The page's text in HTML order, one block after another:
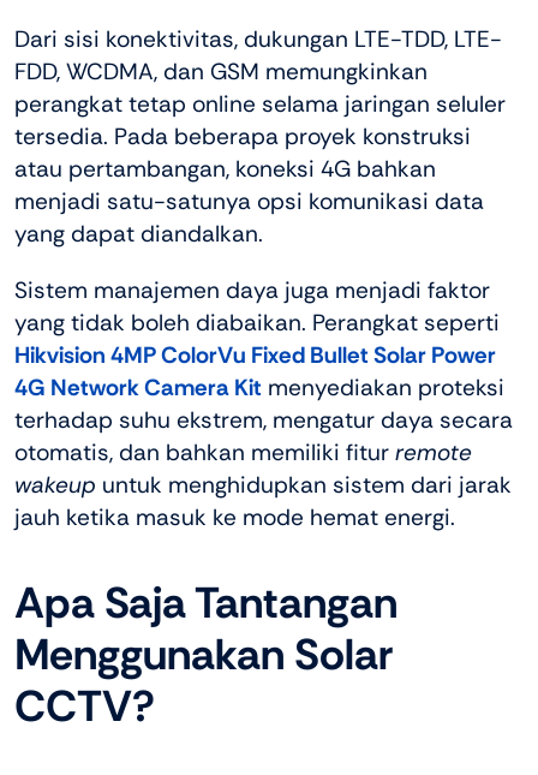
Dari sisi konektivitas, dukungan LTE-TDD, LTE-
FDD, WCDMA, dan GSM memungkinkan
perangkat tetap online selama jaringan seluler
tersedia. Pada beberapa proyek konstruksi
atau pertambangan, koneksi 4G bahkan
menjadi satu-satunya opsi komunikasi data
yang dapat diandalkan.
Sistem manajemen daya juga menjadi faktor
yang tidak boleh diabaikan. Perangkat seperti
Hikvision 4MP ColorVu Fixed Bullet Solar Power
4G Network Camera Kit menyediakan proteksi
terhadap suhu ekstrem, mengatur daya secara
otomatis, dan bahkan memiliki fitur remote
wakeup untuk menghidupkan sistem dari jarak
jauh ketika masuk ke mode hemat energi.
Apa Saja Tantangan
Menggunakan Solar
CCTV?